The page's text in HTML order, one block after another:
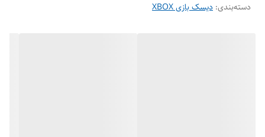
دسته‌بندی: دیسک بازی XBOX